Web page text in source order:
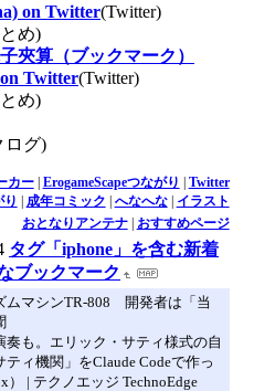
on Twitter(Twitter)
め)
夾算（ブックマーク）
Twitter(Twitter)
め)
ログ)
カー| ErogameScapeつながり | Twitter
り | 成年コミック | へなへな| イラスト
おとなりアンテナ| おすすめページ
タグ「iphone」を含む新着
ブックマーク
ムマシンTR-808 開発者は「当
も。エリック・サティ様式の自
ィ機関」をClaude Codeで作っ
） | テクノエッジ TechnoEdge